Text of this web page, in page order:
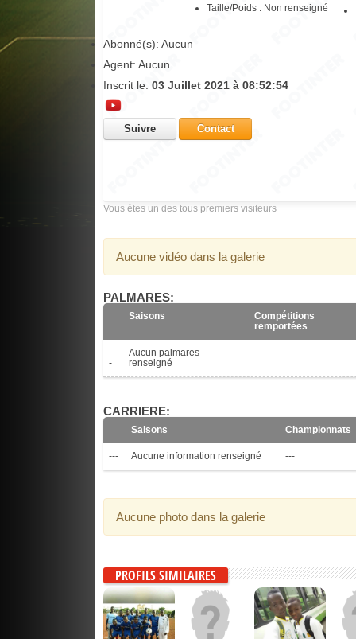
Taille/Poids : Non renseigné
Abonné(s): Aucun
Agent: Aucun
Inscrit le: 03 Juillet 2021 à 08:52:54
Suivre Contact
Vous êtes un des tous premiers visiteurs
Aucune vidéo dans la galerie
PALMARES:
Saisons
Compétitions
remportées
--
-
Aucun palmares
renseigné
---
CARRIERE:
Saisons Championnats
--- Aucune information renseigné ---
Aucune photo dans la galerie
PROFILS SIMILAIRES